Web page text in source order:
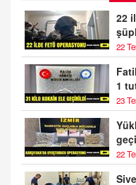
22
22
1
23
22